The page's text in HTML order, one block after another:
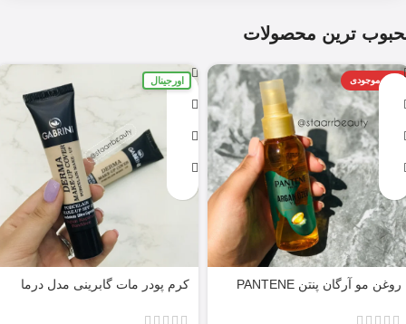
ترین محصولات
اتمام موجودی
روغن مو آرگان پنتن PANTENE
اورجینال
کرم پودر مات گابرینی مدل درما